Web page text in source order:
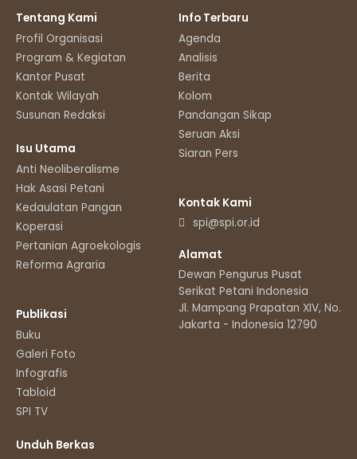
Tentang Kami
Profil Organisasi
Program & Kegiatan
Kantor Pusat
Kontak Wilayah
Susunan Redaksi
Isu Utama
Anti Neoliberalisme
Hak Asasi Petani
Kedaulatan Pangan
Koperasi
Pertanian Agroekologis
Reforma Agraria
Publikasi
Buku
Galeri Foto
Infografis
Tabloid
SPI TV
Unduh Berkas
Info Terbaru
Agenda
Analisis
Berita
Kolom
Pandangan Sikap
Seruan Aksi
Siaran Pers
Kontak Kami
spi@spi.or.id
Alamat
Dewan Pengurus Pusat
Serikat Petani Indonesia
Jl. Mampang Prapatan XIV, No.11
Jakarta - Indonesia 12790